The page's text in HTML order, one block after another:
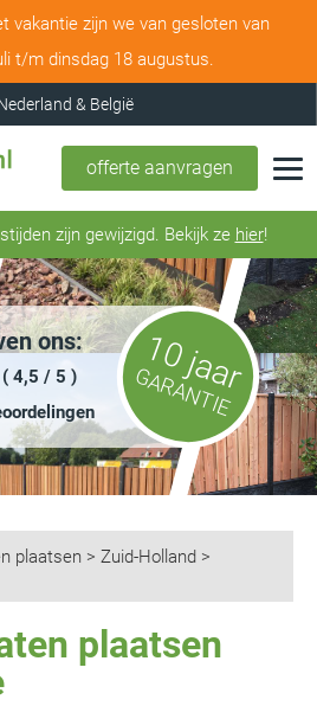
vakantie zijn we van gesloten van
t/m dinsdag 18 augustus.
offerte aanvragen
zijn gewijzigd. Bekijk ze hier!
ons:
( 4,5 / 5 )
10 jaar
GARANTIE
plaatsen > Zuid-Holland >
plaatsen